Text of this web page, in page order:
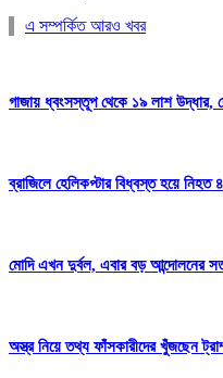
এ সম্পর্কিত আরও খবর
গাজায় ধ্বংসস্তূপ থেকে ১৯ লাশ উদ্ধার,
ব্রাজিলে হেলিকপ্টার বিধ্বস্ত হয়ে নিহত ৪
মোদি এখন দুর্বল, এবার বড় আন্দোলনের
অস্ত্র নিয়ে তথ্য ফাঁসকারীদের খুঁজছেন